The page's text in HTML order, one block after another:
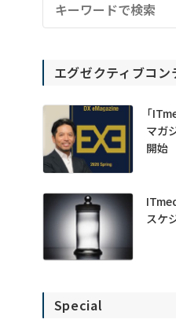
エグゼクティブコン
「
マガ
開始
スケ
Special